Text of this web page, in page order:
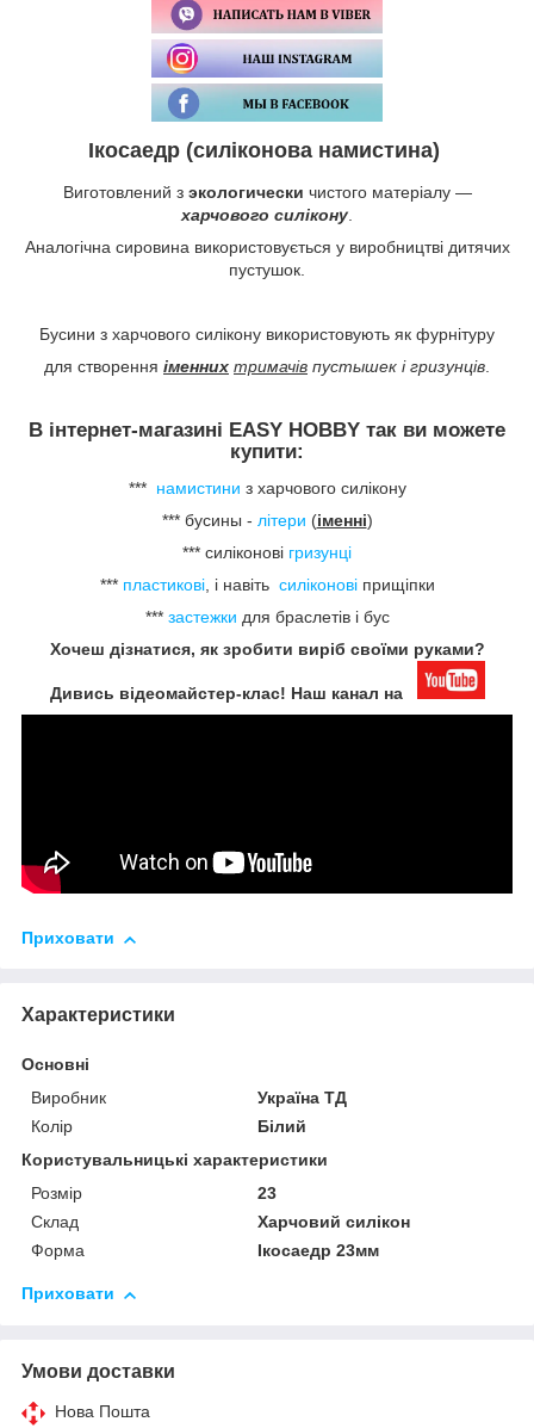
Ікосаедр (силіконова намистина)
Виготовлений з экологически чистого матеріалу —
харчового силікону.
Аналогічна сировина використовується у виробництві дитячих
пустушок.
Бусини з харчового силікону використовують як фурнітуру
для створення іменних тримачів пустышек і гризунців.
В інтернет-магазині EASY HOBBY так ви можете
купити:
*** намистини з харчового силікону
*** бусины - літери (іменні)
*** силіконові гризунці
*** пластикові, і навіть силіконовіприщіпки
*** застежки для браслетів і бус
Хочеш дізнатися, як зробити виріб своїми руками?
Дивись відеомайстер-клас! Наш канал на
Приховати
Характеристики
Основні
Виробник
Україна ТД
Колір
Білий
Користувальницькі характеристики
Розмір
23
Склад
Харчовий силікон
Форма
Ікосаедр 23мм
Приховати
Умови доставки
Нова Пошта